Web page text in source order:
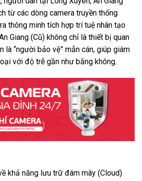
từ các dòng camera truyền thống
thông minh tích hợp trí tuệ nhân tạo
Giang (Cũ) không chỉ là thiết bị quan
là “người bảo vệ” mẫn cán, giúp giám
với độ trễ gần như bằng không.
khả năng lưu trữ đám mây (Cloud)